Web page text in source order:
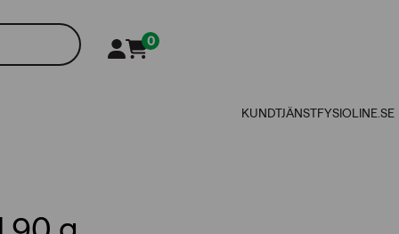
0
KUNDTJÄNSTFYSIOLINE.SE